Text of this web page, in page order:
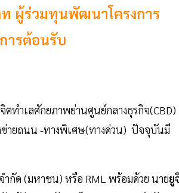
ท ผู้ร่วมทุนพัฒนาโครงการ
ารต้อนรับ
ตทำเลศักยภาพย่านศูนย์กลางธุรกิจ(CBD)
ข่ายถนน -ทางพิเศษ(ทางด่วน) ปัจจุบันมี
จำกัด (มหาชน) หรือ RML พร้อมด้วย นายยู